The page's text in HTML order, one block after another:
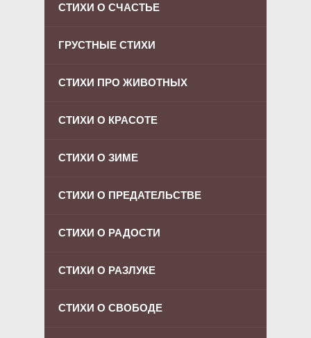
СТИХИ О СЧАСТЬЕ
ГРУСТНЫЕ СТИХИ
СТИХИ ПРО ЖИВОТНЫХ
СТИХИ О КРАСОТЕ
СТИХИ О ЗИМЕ
СТИХИ О ПРЕДАТЕЛЬСТВЕ
СТИХИ О РАДОСТИ
СТИХИ О РАЗЛУКЕ
СТИХИ О СВОБОДЕ